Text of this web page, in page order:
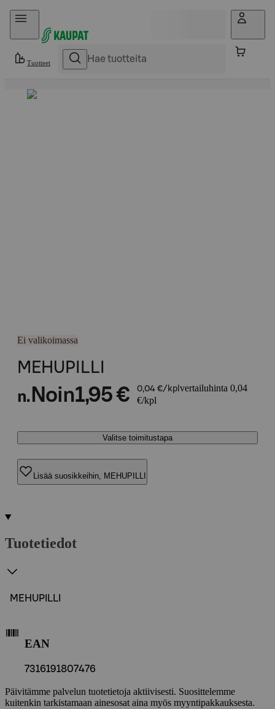
Hyppää sisältöön
Tuotteet
Ei valikoimassa
MEHUPILLI
n. Noin1,95 € 0,04 €/kpl vertailuhinta 0,04
€/kpl
Valitse toimitustapa
Lisää suosikkeihin, MEHUPILLI
Tuotetiedot
MEHUPILLI
EAN
7316191807476
Päivitämme palvelun tuotetietoja aktiivisesti. Suosittelemme
kuitenkin tarkistamaan ainesosat aina myös myyntipakkauksesta.